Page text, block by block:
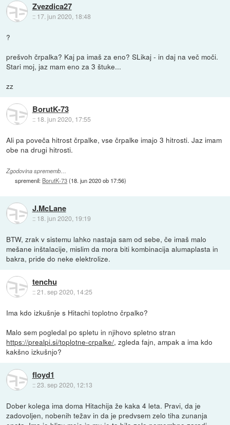
Zvezdica27
:: 17. jun 2020, 18:48
?
prešvoh črpalka? Kaj pa imaš za eno? SLikaj - in daj na več moči.
Stari moj, jaz mam eno za 3 štuke...
zz
BorutK-73
:: 18. jun 2020, 17:55
Ali pa poveča hitrost črpalke, vse črpalke imajo 3 hitrosti. Jaz imam
obe na drugi hitrosti.
Zgodovina sprememb…
spremenil: BorutK-73(18. jun 2020 ob 17:56)
J.McLane
:: 18. jun 2020, 19:19
BTW, zrak v sistemu lahko nastaja sam od sebe, če imaš malo
mešane inštalacije, mislim da mora biti kombinacija alumaplasta in
bakra, pride do neke elektrolize.
tenchu
::21. sep 2020, 14:25
Ima kdo izkušnje s Hitachi toplotno črpalko?
Malo sem pogledal po spletu in njihovo spletno stran
https://prealpi.si/toplotne-crpalke/, zgleda fajn, ampak a ima kdo
kakšno izkušnjo?
floyd1
::23. sep 2020, 12:13
Dober kolega ima doma Hitachija že kaka 4 leta. Pravi, da je
zadovoljen, nobenih težav in da je predvsem zelo tiha zunanja